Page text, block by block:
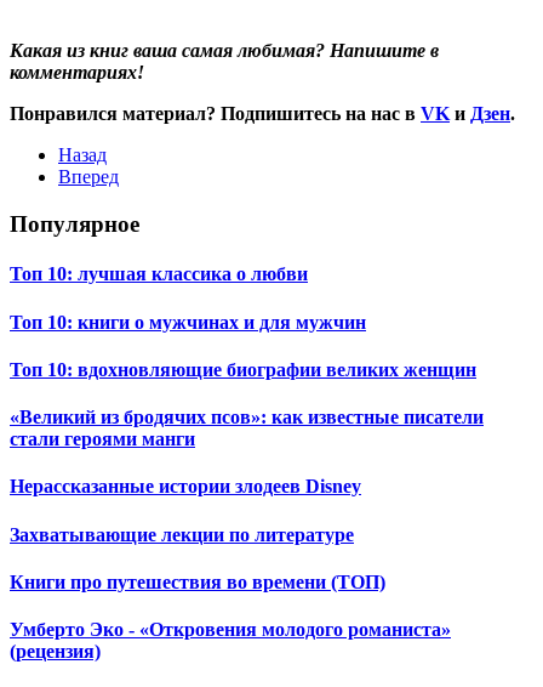
Какая из книг ваша самая любимая? Напишите в
комментариях!
Понравился материал? Подпишитесь на нас в VKи Дзен.
Назад
Вперед
Популярное
Топ 10: лучшая классика о любви
Топ 10: книги о мужчинах и для мужчин
Топ 10: вдохновляющие биографии великих женщин
«Великий из бродячих псов»: как известные писатели
стали героями манги
Нерассказанные истории злодеев Disney
Захватывающие лекции по литературе
Книги про путешествия во времени (ТОП)
Умберто Эко - «Откровения молодого романиста»
(рецензия)